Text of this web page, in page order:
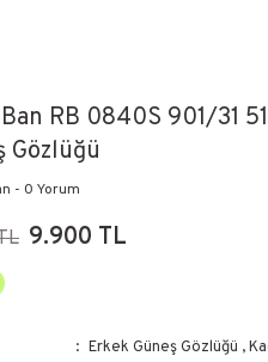
RB 0840S 901/31
Gözlüğü
- 0 Yorum
9.900 TL
Erkek Güneş Gözlüğü ,